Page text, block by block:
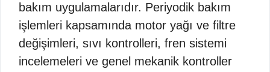
bakım uygulamalarıdır. Periyodik bakım
işlemleri kapsamında motor yağı ve filtre
değişimleri, sıvı kontrolleri, fren sistemi
incelemeleri ve genel mekanik kontroller